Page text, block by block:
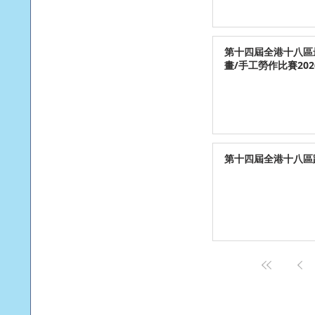
第十四屆全港十八
畫/手工勞作比賽
第十四屆全港十八